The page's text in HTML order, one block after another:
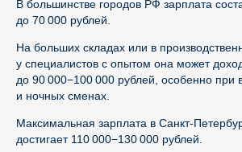
В большинстве городов РФ зарплата
до 70 000 рублей.
На больших складах или в
у специалистов с опытом она может
до 90 000−100 000 рублей, особенно при
и ночных сменах.
Максимальная зарплата в Санкт-
достигает 110 000−130 000 рублей.